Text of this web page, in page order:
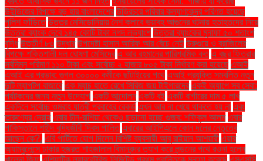
উইন্ডিজের বিপক্ষে বড় হার বাংলাদেশের উড়িরচরে পরিবার কল্যাণকেন্দ্র পরিণত হয়েছে
পুলিশ ফাঁড়িতে উত্তর মেসিডোনিয়ায় নৈশ ক্লাবে ভয়াবহ আগুনের ঘটনায় হতাহতদের নিয়ে
উত্তরা ব্যাংক দেবে ১৪৫ কোটি টাকা নগদ লভ্যাংশ উত্তরা ব্যাংকের মুনাফা ৫০ শতাংশ
বৃদ্ধি উত্তীর্ণ ৮৩ উদ্ধার উপদেষ্টা হাসান আরিফ আর বেঁচে নেই উরুগুয়ে ও ব্রাজিলের
বিপক্ষে শক্তিশালী দল ঘোষণা মেসিদের এ আর রহমানের পারিশ্রমিক কত এ বছর ফিতরার
সর্বনিম্ন পরিমাণ ১১০ টাকা এবং সর্বোচ্চ ২ হাজার ৮০৫ টাকা নির্ধারণ করা হয়েছে এআই
এআই এর প্রভাব: গুগল ৩০০০০ কর্মীকে ছাঁটাইয়ের পথে এআই প্রযুক্তি সম্বলিত নতুন
দুটি ল্যাপটপ বাজারে এক ম্যাচ হাতে রেখে সিরিজ জয় টাইগারদের একই অ্যাপে সব সেবা:
পর্যটকদের জন্য নতুন উদ্যোগ একটি আন্দোলন একটি বই একটি বার্গারের দাম ৫ লাখ
একদিনে সর্বোচ্চ ওমরাহ যাত্রী প্রবাহের রেকর্ড এখন আর না খেয়ে থাকতে হয় না এবং
তারুণ্যের দ্রোহ এবার চীন-রাশিয়া থেকেও ছড়ানো হচ্ছে গুজব: শফিকুল আলম এবার
পাকিস্তানে শহীদ বুদ্ধিজীবী দিবস পালিত এবারের আইপিএলে কোন দলের নেতৃত্বে
আছেন কে?. এবি পার্টিতে যোগ দিলেন বিশিষ্ট ব্যবসায়ী আবু রাইয়ান আশয়ারী এয়ার
অ্যাম্বুলেন্সে ঢাকার হজরত শাহজালাল বিমানবন্দর ত্যাগ করে লন্ডনের পথে রওনা হলেন